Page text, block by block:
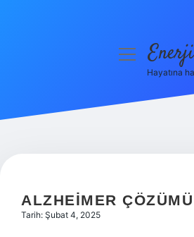
Hakkımızda
menüyü
Hayatına
ALZHEIMER
Tarih: Şubat 4, 2025